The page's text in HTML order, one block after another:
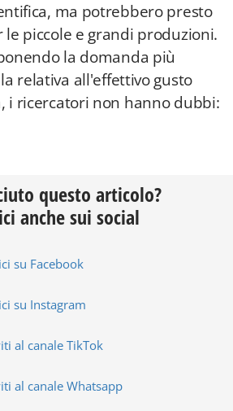
ma potrebbero presto
le piccole e grandi produzioni.
la domanda più
relativa all'effettivo gusto
i ricercatori non hanno dubbi:
questo articolo?
anche sui social
su Facebook
su Instagram
al canale TikTok
al canale Whatsapp